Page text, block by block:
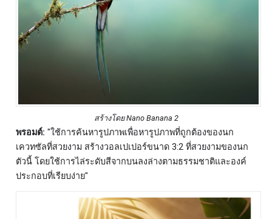
สร้างโดย Nano Banana 2
พรอมต์: "ใช้การค้นหารูปภาพเพื่อหารูปภาพที่ถูกต้องของนก
เควทซัลที่สวยงาม สร้างวอลเปเปอร์ขนาด 3:2 ที่สวยงามของนก
ตัวนี้ โดยใช้การไล่ระดับสีจากบนลงล่างตามธรรมชาติและองค์
ประกอบที่เรียบง่าย"